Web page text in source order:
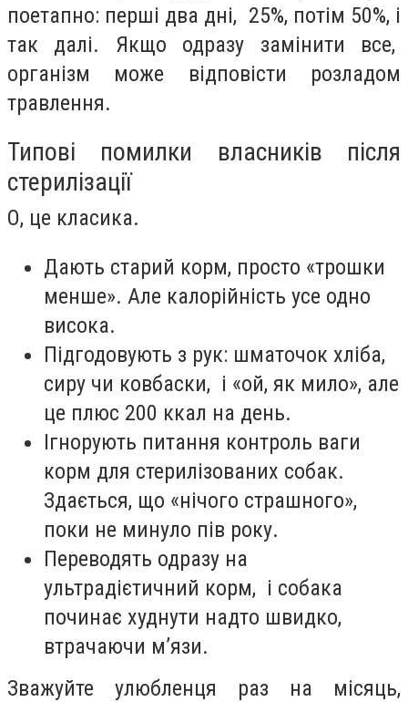
поетапно: перші два дні, 25%, потім 50%, і
так далі. Якщо одразу замінити все,
організм може відповісти розладом
травлення.
Типові помилки власників після
стерилізації
О, це класика.
Дають старий корм, просто «трошки
менше». Але калорійність усе одно
висока.
Підгодовують з рук: шматочок хліба,
сиру чи ковбаски, і «ой, як мило», але
це плюс 200 ккал на день.
Ігнорують питання контроль ваги
корм для стерилізованих собак.
Здається, що «нічого страшного»,
поки не минуло пів року.
Переводять одразу на
ультрадієтичний корм, і собака
починає худнути надто швидко,
втрачаючи м’язи.
Зважуйте улюбленця раз на місяць,